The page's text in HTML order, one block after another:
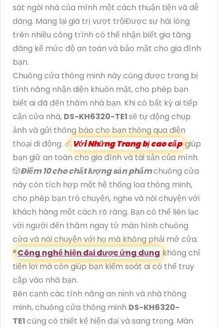
sát ngôi nhà của mình một cách thuận tiện và dễ
dàng. Mang lại giá trị vượt trộiĐược sự hài lòng
trên nhiều công trình có thể nhận biết gia tăng
đáng kể mức độ an toàn và bảo mật cho gia đình
bạn.
Chuông cửa thông minh này cũng được trang bị
tính năng nhận diện khuôn mặt, cho phép bạn
biết ai đã đến thăm nhà bạn. Khi có bất kỳ ai tiếp
cận cửa nhà, DS-KH6320-TE1sẽ tự động chụp
ảnh và gửi thông báo cho bạn thông qua điện
thoại di động. ☄️ Với Những Trang bị cao cấp giúp
bạn giữ an toàn cho gia đình và tài sản của mình.
🎲Điểm 10 cho chất lượng sản phẩmchuông cửa
này còn tích hợp một hệ thống loa thông minh,
cho phép bạn trò chuyện, nghe và nói chuyện với
khách hàng một cách rõ ràng. Bạn có thể liên lạc
với người đến thăm ngay từ màn hình chuông
cửa và nói chuyện với họ mà không phải mở cửa.
®️Công nghệ hiện đại được ứng dụng không chỉ
tiện lợi mà còn giúp bạn kiểm soát ai có thể truy
cập vào nhà bạn.
Bên cạnh các tính năng an ninh và nhà thông
minh, chuông cửa thông minh DS-KH6320-
TE1cũng có thiết kế hiện đại và sang trọng. Màn